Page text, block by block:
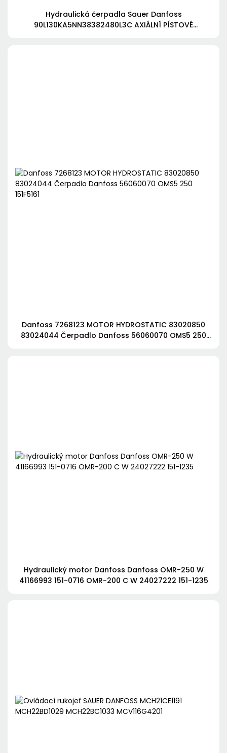
Hydraulická čerpadla Sauer Danfoss
90L130KA5NN38382480L3C AXIÁLNÍ PÍSTOVÉ
Danfoss 7268123 MOTOR HYDROSTATIC 83020850
83024044 Čerpadlo Danfoss 56060070 OMS5 250
Hydraulický motor Danfoss Danfoss OMR-250 W
41166993 151-0716 OMR-200 C W 24027222 151-1235